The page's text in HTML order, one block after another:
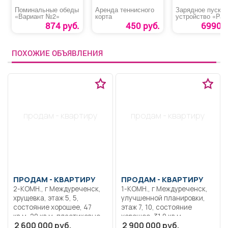
Поминальные обеды
«Вариант №2»
874 руб.
Аренда теннисного
корта
450 руб.
Зарядное
устройство
BCT-50 Boost»
6990
ПОХОЖИЕ ОБЪЯВЛЕНИЯ
продам - квартиру
ПРОДАМ - КВАРТИРУ
2-КОМН., г Междуреченск,
хрущевка, этаж 5, 5,
состояние хорошее, 47
кв.м, 29 кв.м, пластиковые
окна, застекленный
продам - квартиру
ПРОДАМ - КВАРТИРУ
1-КОМН., г Междуреченск,
улучшенной планировки,
этаж 7, 10, состояние
хорошее, 31,9 кв.м,
пластиковые окна, новая